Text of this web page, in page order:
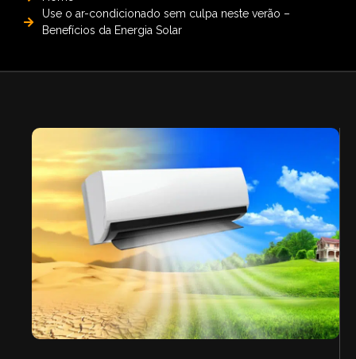
Use o ar-condicionado sem culpa neste verão –
Benefícios da Energia Solar